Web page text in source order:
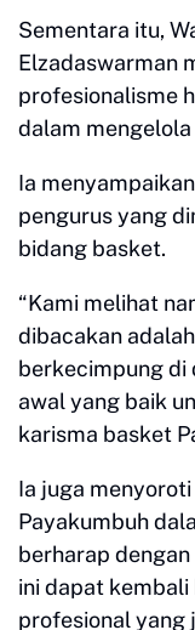
Sementara itu,
Elzadaswarman
profesionalisme
dalam
Ia
pengurus yang
bidang basket.
“Kami melihat
dibacakan
berkecimpung di
awal yang baik
karisma basket
Ia juga
Payakumbuh
berharap
ini dapat
profesional yang